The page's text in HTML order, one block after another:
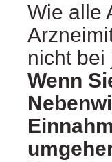
Wie alle
nicht bei
Wenn